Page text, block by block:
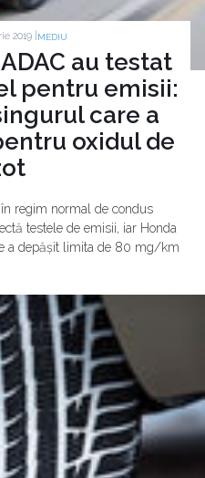
2019 | MEDIU
au testat
pentru emisii:
care a
oxidul de
regim normal de condus
testele de emisii, iar Honda
a depășit limita de 80 mg/km